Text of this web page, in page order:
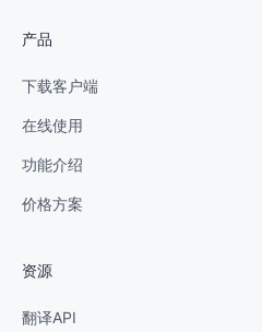
产品
下载客户端
在线使用
功能介绍
价格方案
资源
翻译API